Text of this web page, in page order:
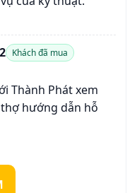
Khách đã mua
Thành Phát xem
hướng dẫn hỗ